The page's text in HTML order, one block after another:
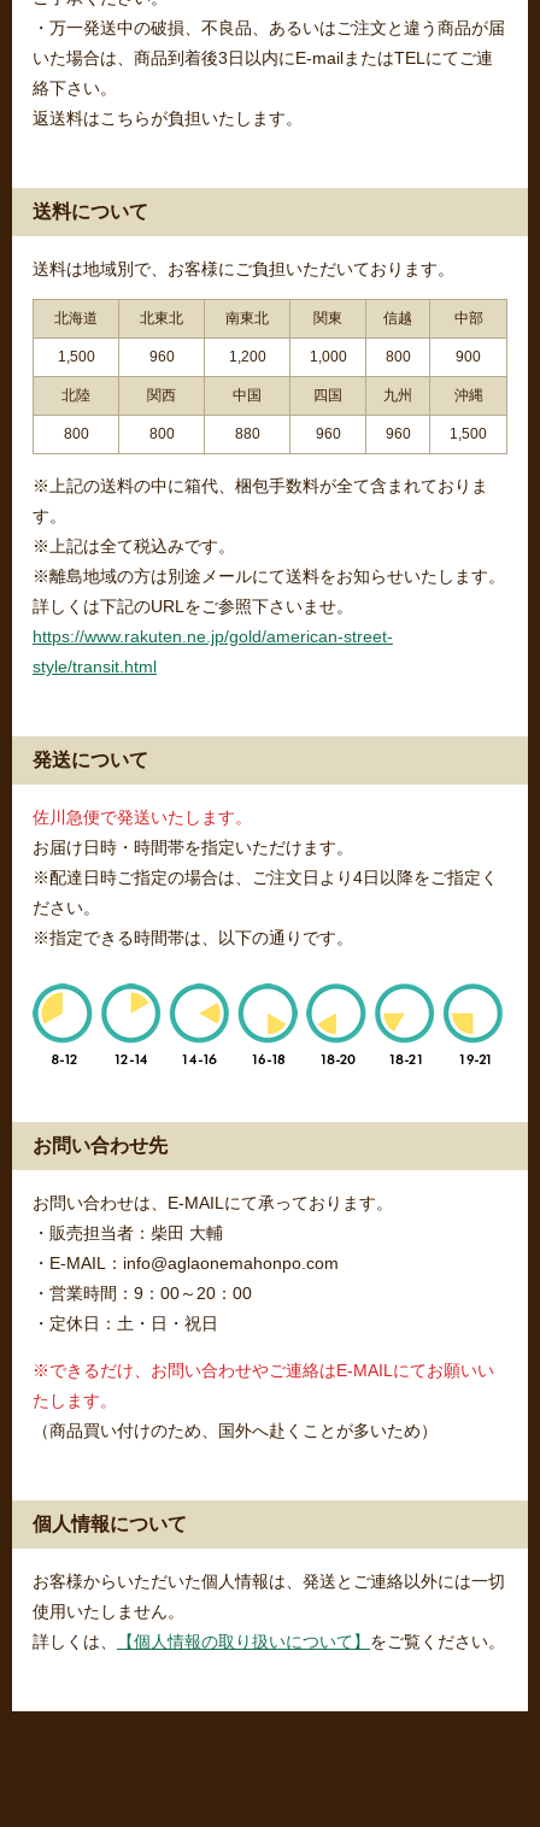
・万一発送中の破損、不良品、あるいはご注文と違う商品が届
いた場合は、商品到着後3日以内にE-mailまたはTELにてご連
絡下さい。
返送料はこちらが負担いたします。
送料について
送料は地域別で、お客様にご負担いただいております。
北海道 北東北 南東北 関東 信越 中部
1,500 960 1,200 1,000 800 900
北陸 関西 中国 四国 九州 沖縄
800 800 880 960 960 1,500
※上記の送料の中に箱代、梱包手数料が全て含まれておりま
す。
※上記は全て税込みです。
※離島地域の方は別途メールにて送料をお知らせいたします。
詳しくは下記のURLをご参照下さいませ。
https://www.rakuten.ne.jp/gold/american-street-
style/transit.html
発送について
佐川急便で発送いたします。
お届け日時・時間帯を指定いただけます。
※配達日時ご指定の場合は、ご注文日より4日以降をご指定く
ださい。
※指定できる時間帯は、以下の通りです。
お問い合わせ先
お問い合わせは、E-MAILにて承っております。
・販売担当者：柴田 大輔
・E-MAIL：info@aglaonemahonpo.com
・営業時間：9：00～20：00
・定休日：土・日・祝日
※できるだけ、お問い合わせやご連絡はE-MAILにてお願いい
たします。
（商品買い付けのため、国外へ赴くことが多いため）
個人情報について
お客様からいただいた個人情報は、発送とご連絡以外には一切
使用いたしません。
詳しくは、
【個人情報の取り扱いについて】 をご覧ください。